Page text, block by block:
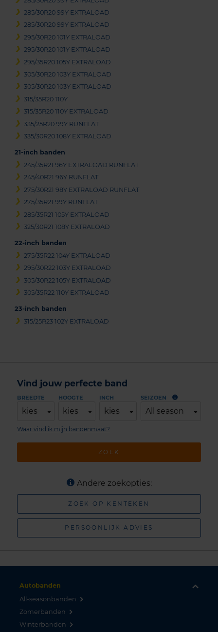
285/30R20 99Y EXTRALOAD
285/30R20 99Y EXTRALOAD
295/30R20 101Y EXTRALOAD
295/30R20 101Y EXTRALOAD
295/35R20 105Y EXTRALOAD
305/30R20 103Y EXTRALOAD
305/30R20 103Y EXTRALOAD
315/35R20 110Y
315/35R20 110Y EXTRALOAD
335/25R20 99Y RUNFLAT
335/30R20 108Y EXTRALOAD
21-inch banden
245/35R21 96Y EXTRALOAD RUNFLAT
245/40R21 96Y RUNFLAT
275/30R21 98Y EXTRALOAD RUNFLAT
275/35R21 99Y RUNFLAT
285/35R21 105Y EXTRALOAD
325/30R21 108Y EXTRALOAD
22-inch banden
275/35R22 104Y EXTRALOAD
295/30R22 103Y EXTRALOAD
305/30R22 105Y EXTRALOAD
305/35R22 110Y EXTRALOAD
23-inch banden
315/25R23 102Y EXTRALOAD
Vind jouw perfecte band
BREEDTE
kies
HOOGTE
kies
INCH
kies
SEIZOEN
All season
ZOEK
Waar vind ik mijn bandenmaat?
Andere zoekopties:
ZOEK OP KENTEKEN
PERSOONLIJK ADVIES
Autobanden
All-seasonbanden
Zomerbanden
Winterbanden